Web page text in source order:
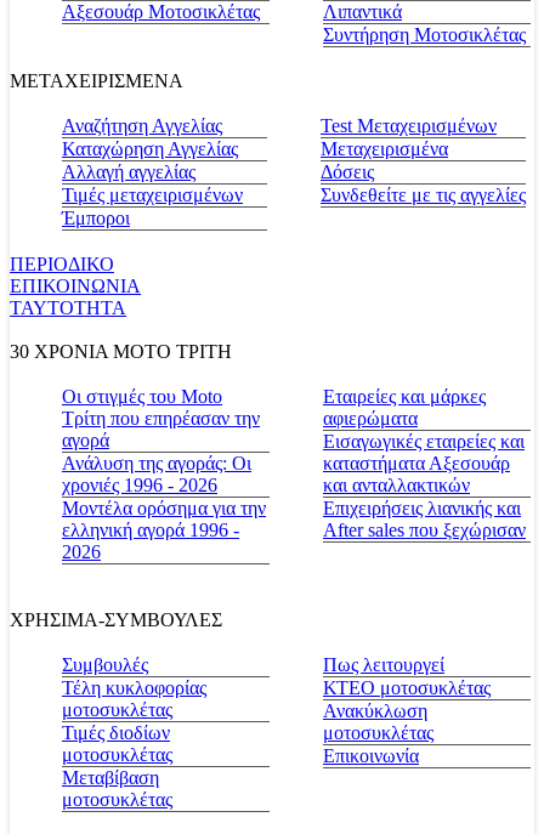
Αξεσουάρ Μοτοσικλέτας
Λιπαντικά
Συντήρηση Μοτοσικλέτας
ΜΕΤΑΧΕΙΡΙΣΜΕΝΑ
Αναζήτηση Αγγελίας
Καταχώρηση Αγγελίας
Αλλαγή αγγελίας
Τιμές μεταχειρισμένων
Έμποροι
Test Μεταχειρισμένων
Μεταχειρισμένα
Δόσεις
Συνδεθείτε με τις αγγελίες
ΠΕΡΙΟΔΙΚΟ
ΕΠΙΚΟΙΝΩΝΙΑ
ΤΑΥΤΟΤΗΤΑ
30 ΧΡΟΝΙΑ MOTO ΤΡΙΤΗ
Οι στιγμές του Moto
Τρίτη που επηρέασαν την
αγορά
Ανάλυση της αγοράς: Οι
χρονιές 1996 - 2026
Μοντέλα ορόσημα για την
ελληνική αγορά 1996 -
2026
Εταιρείες και μάρκες
αφιερώματα
Εισαγωγικές εταιρείες και
καταστήματα Αξεσουάρ
και ανταλλακτικών
Επιχειρήσεις λιανικής και
After sales που ξεχώρισαν
ΧΡΗΣΙΜΑ-ΣΥΜΒΟΥΛΕΣ
Συμβουλές
Τέλη κυκλοφορίας
μοτοσυκλέτας
Τιμές διοδίων
μοτοσυκλέτας
Μεταβίβαση
μοτοσυκλέτας
Πως λειτουργεί
ΚΤΕΟ μοτοσυκλέτας
Ανακύκλωση
μοτοσυκλέτας
Επικοινωνία